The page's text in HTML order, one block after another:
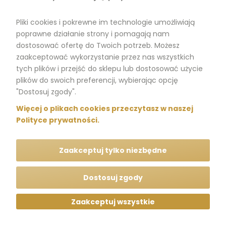
Dokumenty
m.me/perfumikpl
+48 570 704 444
kontakt@perfumik.pl
Wszelkie prawa zastrzeżone © Perfumik.pl 2020
Pliki cookies i pokrewne im technologie umożliwiają
poprawne działanie strony i pomagają nam
dostosować ofertę do Twoich potrzeb. Możesz
zaakceptować wykorzystanie przez nas wszystkich
tych plików i przejść do sklepu lub dostosować użycie
plików do swoich preferencji, wybierając opcję
"Dostosuj zgody".
Więcej o plikach cookies przeczytasz w naszej
Polityce prywatności.
Zaakceptuj tylko niezbędne
Dostosuj zgody
Zaakceptuj wszystkie